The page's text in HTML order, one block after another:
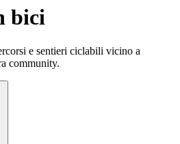
bici
e sentieri ciclabili vicino a
community.